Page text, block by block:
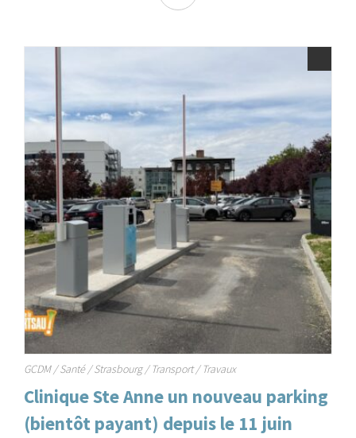
GCDM/Santé/Strasbourg/ Transport/ Travaux
Clinique Ste Anne un nouveau parking
(bientôt payant) depuis le 11 juin